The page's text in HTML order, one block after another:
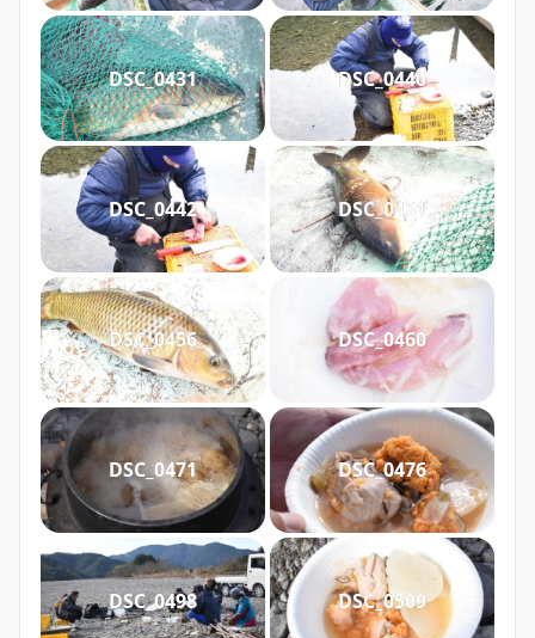
DSC_0431 DSC_0440
DSC_0442 DSC_0451
DSC_0456 DSC_0460
DSC_0471 DSC_0476
DSC_0498 DSC_0509